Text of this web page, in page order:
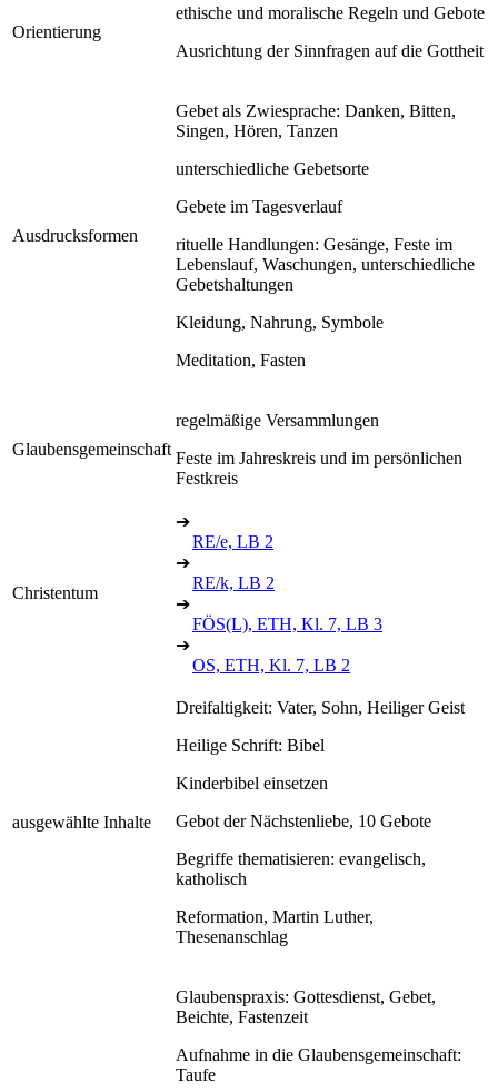
Orientierung
ethische und moralische Regeln und Gebote
Ausrichtung der Sinnfragen auf die Gottheit
Ausdrucksformen
Gebet als Zwiesprache: Danken, Bitten,
Singen, Hören, Tanzen
unterschiedliche Gebetsorte
Gebete im Tagesverlauf
rituelle Handlungen: Gesänge, Feste im
Lebenslauf, Waschungen, unterschiedliche
Gebetshaltungen
Kleidung, Nahrung, Symbole
Meditation, Fasten
Glaubensgemeinschaft
regelmäßige Versammlungen
Feste im Jahreskreis und im persönlichen
Festkreis
Christentum
➔
RE/e, LB 2
➔
RE/k, LB 2
➔
FÖS(L), ETH, Kl. 7, LB 3
➔
OS, ETH, Kl. 7, LB 2
ausgewählte Inhalte
Dreifaltigkeit: Vater, Sohn, Heiliger Geist
Heilige Schrift: Bibel
Kinderbibel einsetzen
Gebot der Nächstenliebe, 10 Gebote
Begriffe thematisieren: evangelisch,
katholisch
Reformation, Martin Luther,
Thesenanschlag
Glaubenspraxis: Gottesdienst, Gebet,
Beichte, Fastenzeit
Aufnahme in die Glaubensgemeinschaft:
Taufe